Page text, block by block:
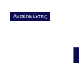
Ανακοινώσεις